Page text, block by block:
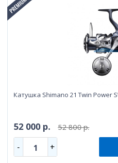
Катушка Shimano 21 Twin Power
52 000 р. 52 800 р.
- 1 +